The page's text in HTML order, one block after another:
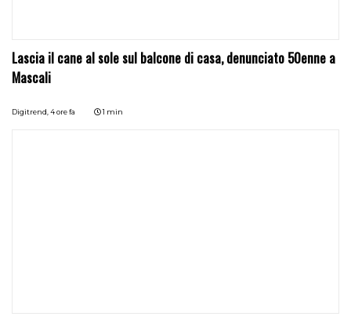
Lascia il cane al sole sul balcone di casa, denunciato 50enne a
Mascali
Digitrend, 4 ore fa 1 min